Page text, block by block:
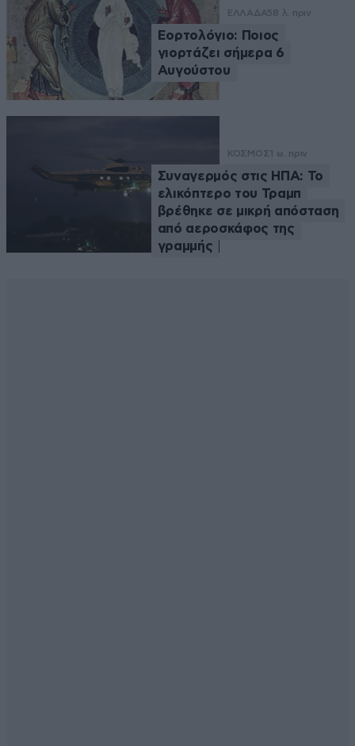
ΕΛΛΑΔΑ58 λ. πριν
Εορτολόγιο: Ποιος
γιορτάζει σήμερα 6
Αυγούστου
ΚΟΣΜΟΣ 1 ω. πριν
Συναγερμός στις ΗΠΑ: Το
ελικόπτερο του Τραμπ
βρέθηκε σε μικρή απόσταση
από αεροσκάφος της
γραμμής